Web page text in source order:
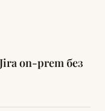
on-prem без